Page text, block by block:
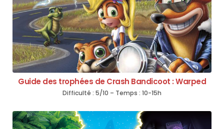
Guide des trophées de Crash Bandicoot : Warped
Difficulté : 5/10 – Temps : 10-15h